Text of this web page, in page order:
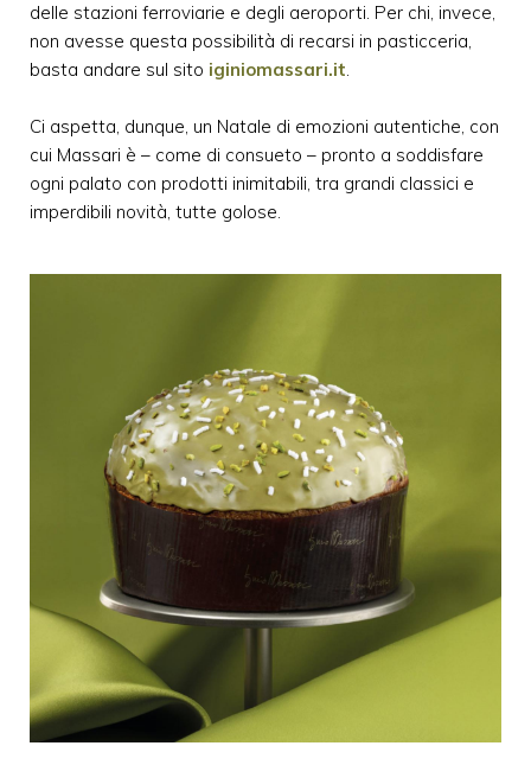
delle stazioni ferroviarie e degli aeroporti. Per chi, invece,
non avesse questa possibilità di recarsi in pasticceria,
basta andare sul sito iginiomassari.it.
Ci aspetta, dunque, un Natale di emozioni autentiche, con
cui Massari è – come di consueto – pronto a soddisfare
ogni palato con prodotti inimitabili, tra grandi classici e
imperdibili novità, tutte golose.